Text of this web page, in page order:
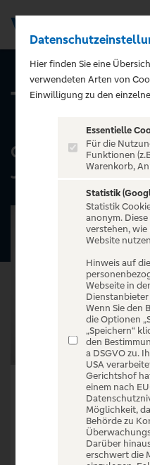
TOY STORY
Gewinnspiel zum
Juli!
Toy Story 5
dem Spiel
Hier finden Sie eine
verwendeten Arten von
Einwilligung zu den
Essentielle
Für die
Funktionen
Warenkorb,
Statistik
Statistik
anonym.
verstehen, wie
Website
Hinweis auf
Webseite in
Wenn Sie den
die Optionen
„Speichern“
den
a DSGVO zu.
USA
Gerichtshof
einem nach
Möglichkeit,
Behörde zu
Darüber
erschwert die